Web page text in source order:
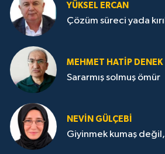
YÜKSEL ERCAN
Çözüm süreci yada
MEHMET HATİP DENEK
Sararmış solmuş ömür
NEVİN GÜLÇEBİ
Giyinmek kumaş